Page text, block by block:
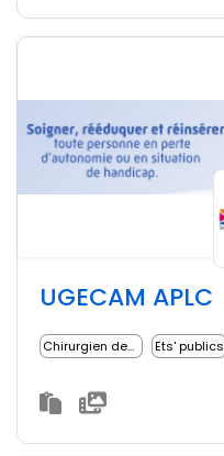
UGECAM APLC
Chirurgien dentiste Ets' publics